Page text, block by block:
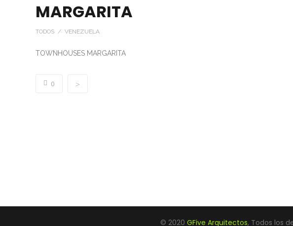
MARGARITA
TODOS / VENEZUELA
TOWNHOUSES MARGARITA
0
© 2020 GFive Arquitectos, Todos los